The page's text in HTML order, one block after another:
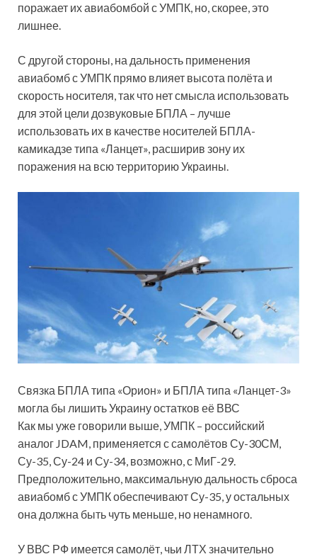
поражает их авиабомбой с УМПК, но, скорее, это
лишнее.
С другой стороны, на дальность применения
авиабомб с УМПК прямо влияет высота полёта и
скорость носителя, так что нет смысла использовать
для этой цели дозвуковые БПЛА – лучше
использовать их в качестве носителей БПЛА-
камикадзе типа «Ланцет», расширив зону их
поражения на всю территорию Украины.
Связка БПЛА типа «Орион» и БПЛА типа «Ланцет-3»
могла бы лишить Украину остатков её ВВС
Как мы уже говорили выше, УМПК – российский
аналог JDAM, применяется с самолётов Су-30СМ,
Су-35, Су-24 и Су-34, возможно, с МиГ-29.
Предположительно, максимальную дальность сброса
авиабомб с УМПК обеспечивают Су-35, у остальных
она должна быть чуть меньше, но ненамного.
У ВВС РФ имеется самолёт, чьи ЛТХ значительно